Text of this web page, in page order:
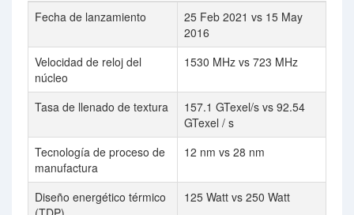
Fecha de lanzamiento
25 Feb 2021 vs 15 May
2016
Velocidad de reloj del
núcleo
1530 MHz vs 723 MHz
Tasa de llenado de textura
157.1 GTexel/s vs 92.54
GTexel / s
Tecnología de proceso de
manufactura
12 nm vs 28 nm
Diseño energético térmico
125 Watt vs 250 Watt